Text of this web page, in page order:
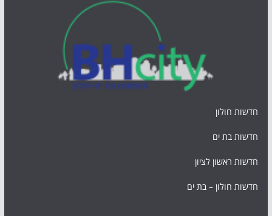
חדשות חולון
חדשות בת ים
חדשות ראשון לציון
חדשות חולון – בת ים